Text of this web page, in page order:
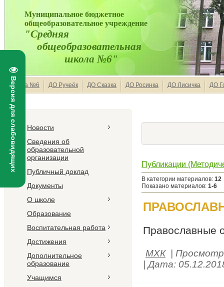
Версия для слабовидящих
Муниципальное бюджетное
общеобразовательное учреждение
"Средняя
общеобразовательная
школа №6"
Школа №6 ДО Ручеёк ДО Сказка ДО Росинка ДО Лисичка ДО
Новости
Сведения об
образовательной
организации
Публичный доклад
Документы
О школе
Образование
Воспитательная работа
Достижения
Дополнительное
образование
Учащимся
Публикации
В категории материалов: 12
Показано материалов: 1-6
Православные
МХК
|
| Дата: